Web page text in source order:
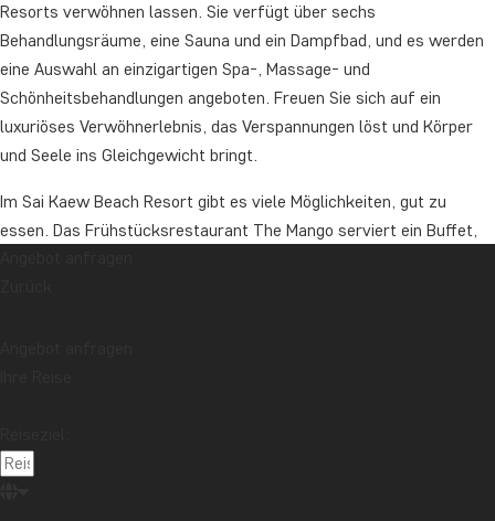
Resorts verwöhnen lassen. Sie verfügt über sechs
Behandlungsräume, eine Sauna und ein Dampfbad, und es werden
eine Auswahl an einzigartigen Spa-, Massage- und
Schönheitsbehandlungen angeboten. Freuen Sie sich auf ein
luxuriöses Verwöhnerlebnis, das Verspannungen löst und Körper
und Seele ins Gleichgewicht bringt.
Im Sai Kaew Beach Resort gibt es viele Möglichkeiten, gut zu
essen. Das Frühstücksrestaurant The Mango serviert ein Buffet,
seiner großartigen Lage und den luxuriösen Einrichtungen die ideale
Wahl für alle, die einen unvergesslichen Urlaub in Thailand